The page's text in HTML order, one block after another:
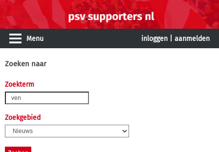
Menu inloggen aanmelden
Zoeken naar
Zoekterm
Zoekgebied